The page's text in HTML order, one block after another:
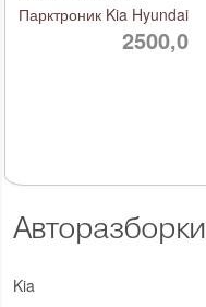
Авторазборки
Kia
Парктроник Kia Hyundai
2500,0